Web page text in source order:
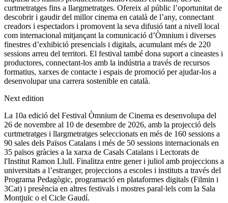
curtmetratges fins a llargmetratges. Ofereix al públic l’oportunitat de
descobrir i gaudir del millor cinema en català de l’any, connectant
creadors i espectadors i promovent la seva difusió tant a nivell local
com internacional mitjançant la comunicació d’Òmnium i diverses
finestres d’exhibició presencials i digitals, acumulant més de 220
sessions arreu del territori. El festival també dona suport a cineastes i
productores, connectant-los amb la indústria a través de recursos
formatius, xarxes de contacte i espais de promoció per ajudar-los a
desenvolupar una carrera sostenible en català.
Next edition
La 10a edició del Festival Òmnium de Cinema es desenvolupa del
26 de novembre al 10 de desembre de 2026, amb la projecció dels
curtmetratges i llargmetratges seleccionats en més de 160 sessions a
90 sales dels Països Catalans i més de 50 sessions internacionals en
35 països gràcies a la xarxa de Casals Catalans i Lectorats de
l'Institut Ramon Llull. Finalitza entre gener i juliol amb projeccions a
universitats a l’estranger, projeccions a escoles i instituts a través del
Programa Pedagògic, programació en plataformes digitals (Filmin i
3Cat) i presència en altres festivals i mostres paral·lels com la Sala
Montjuïc o el Cicle Gaudí.